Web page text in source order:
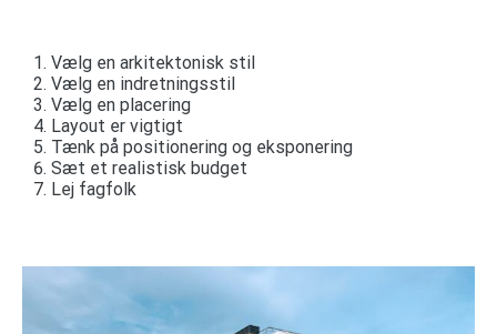
Vælg en arkitektonisk stil
Vælg en indretningsstil
Vælg en placering
Layout er vigtigt
Tænk på positionering og eksponering
Sæt et realistisk budget
Lej fagfolk